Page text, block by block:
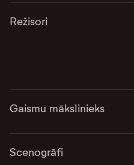
Režisori
Gaismu mākslinieks
Scenogrāfi